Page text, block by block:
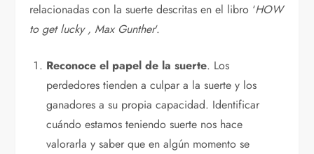
relacionadas con la suerte descritas en el libro ‘HOW
to get lucky , Max Gunther‘.
Reconoce el papel de la suerte. Los
perdedores tienden a culpar a la suerte y los
ganadores a su propia capacidad. Identificar
cuándo estamos teniendo suerte nos hace
valorarla y saber que en algún momento se